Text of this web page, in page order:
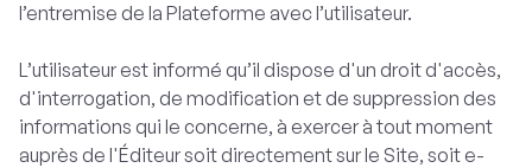
l’entremise de la Plateforme avec l’utilisateur.
L’utilisateur est informé qu’il dispose d'un droit d'accès,
d'interrogation, de modification et de suppression des
informations qui le concerne, à exercer à tout moment
auprès de l'Éditeur soit directement sur le Site, soit e-